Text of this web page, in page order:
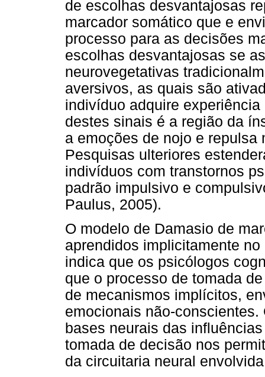
de escolhas desvantajosas
marcador somático que e
processo para as decisões
escolhas desvantajosas se
neurovegetativas
aversivos, as quais são
indivíduo adquire
destes sinais é a região da
a emoções de nojo e repulsa
Pesquisas ulteriores
indivíduos com transtornos
padrão impulsivo e
Paulus, 2005).
O modelo de Damasio de
aprendidos implicitamente
indica que os psicólogos
que o processo de tomada
de mecanismos implícitos,
emocionais não-
bases neurais das
tomada de decisão nos
da circuitaria neural